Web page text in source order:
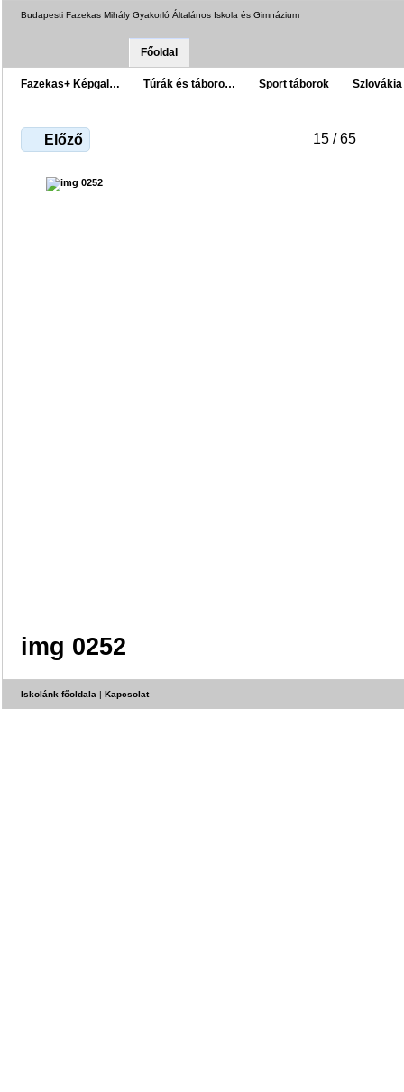
Budapesti Fazekas Mihály Gyakorló Általános Iskola és Gimnázium
Főoldal
Fazekas+ Képgal… Túrák és táboro… Sport táborok Szlovákia
Előző 15 / 65
img 0252
Iskolánk főoldala | Kapcsolat